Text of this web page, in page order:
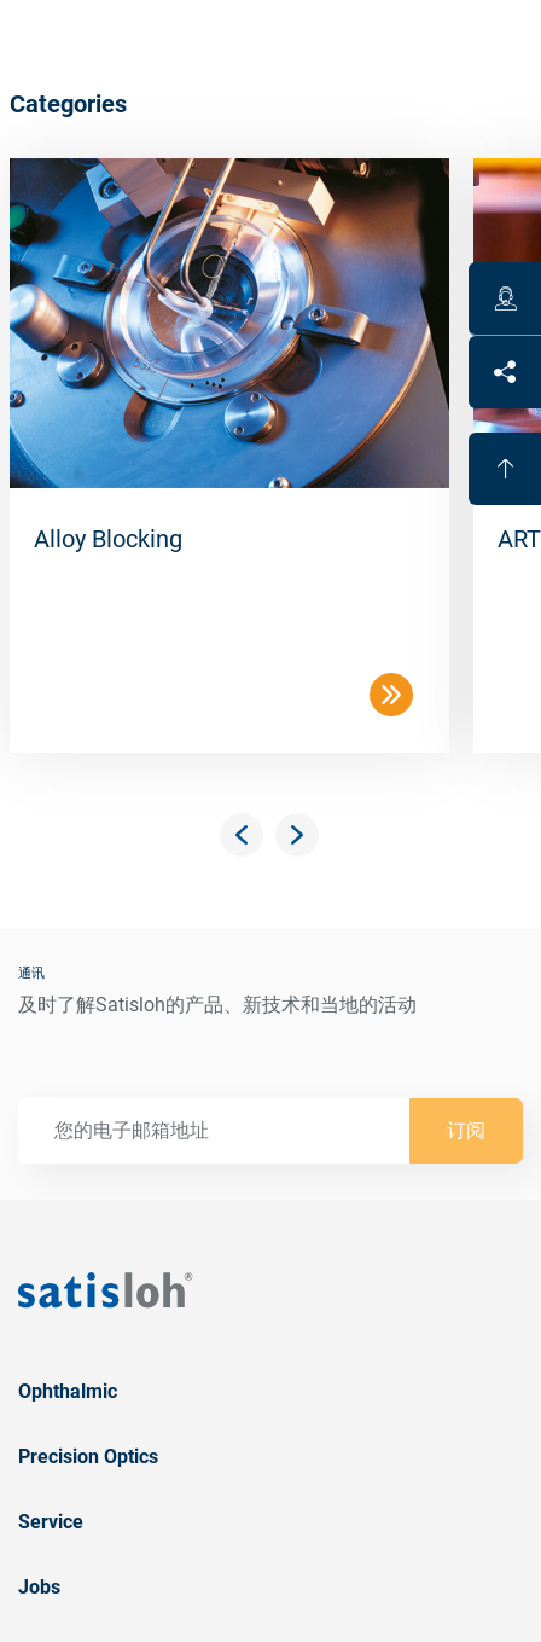
Categories
Alloy Blocking
通讯
及时了解Satisloh的产品、新技术和当地的活动
订阅
Ophthalmic
Precision Optics
Service
Jobs